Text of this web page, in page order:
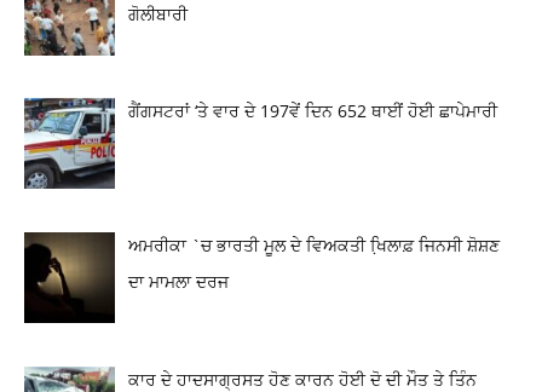
ਗੋਲੀਬਾਰੀ
ਗੈਂਗਸਟਰਾਂ ‘ਤੇ ਵਾਰ ਦੇ 197ਵੇਂ ਦਿਨ 652 ਥਾਈਂ ਹੋਈ ਛਾਪੇਮਾਰੀ
ਅਮਰੀਕਾ `ਚ ਭਾਰਤੀ ਮੂਲ ਦੇ ਵਿਅਕਤੀ ਖਿ਼ਲਾਫ਼ ਜਿਨਸੀ ਸ਼ੋਸ਼ਣ
ਦਾ ਮਾਮਲਾ ਦਰਜ
ਕਾਰ ਦੇ ਹਾਦਸਾਗ੍ਰਸਤ ਹੋਣ ਕਾਰਨ ਹੋਈ ਦੋ ਦੀ ਮੌਤ ਤੇ ਤਿੰਨ